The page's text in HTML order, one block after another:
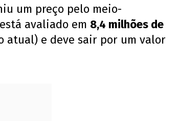
um preço pelo meio-
avaliado em 8,4 milhões de
atual) e deve sair por um valor